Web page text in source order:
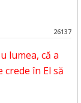
26137
lumea, că a
în El să